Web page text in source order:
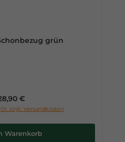
grün
Preis:
€
zzgl. Versandkosten
Warenkorb